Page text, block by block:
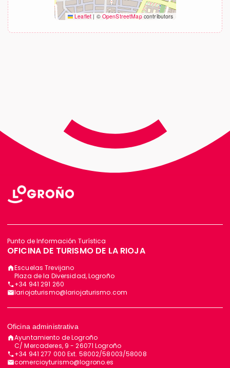
Leaflet | ©OpenStreetMapcontributors
Punto de Información Turística
OFICINA DE TURISMO DE LA RIOJA
Escuelas Trevijano
Plaza de la Diversidad, Logroño
+34 941 291 260
lariojaturismo@lariojaturismo.com
Oficina administrativa
Ayuntamiento de Logroño
C/ Mercaderes, 9 - 26071 Logroño
+34 941 277 000 Ext. 58002/58003/58008
comercioyturismo@logrono.es